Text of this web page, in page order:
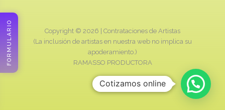
Copyright © 2026 | Contrataciones de Artistas
(La inclusión de artistas en nuestra web no implica su
apoderamiento.)
RAMASSO PRODUCTORA
Cotizamos online
FORMULARIO